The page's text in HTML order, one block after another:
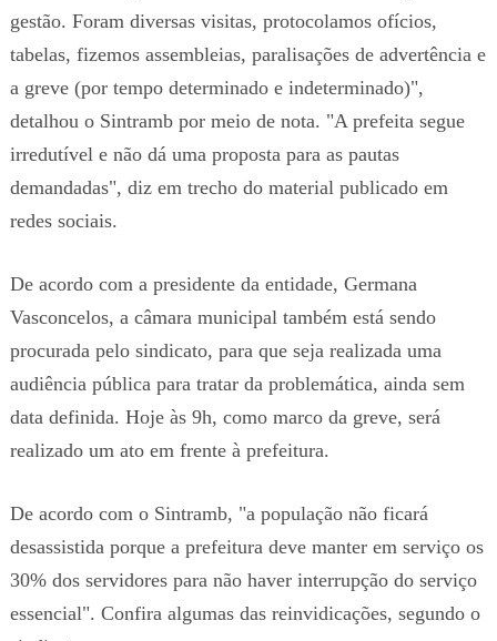
gestão. Foram diversas visitas, protocolamos ofícios,
tabelas, fizemos assembleias, paralisações de advertência e
a greve (por tempo determinado e indeterminado)",
detalhou o Sintramb por meio de nota. "A prefeita segue
irredutível e não dá uma proposta para as pautas
demandadas", diz em trecho do material publicado em
redes sociais.
De acordo com a presidente da entidade, Germana
Vasconcelos, a câmara municipal também está sendo
procurada pelo sindicato, para que seja realizada uma
audiência pública para tratar da problemática, ainda sem
data definida. Hoje às 9h, como marco da greve, será
realizado um ato em frente à prefeitura.
De acordo com o Sintramb, "a população não ficará
desassistida porque a prefeitura deve manter em serviço os
30% dos servidores para não haver interrupção do serviço
essencial". Confira algumas das reinvidicações, segundo o